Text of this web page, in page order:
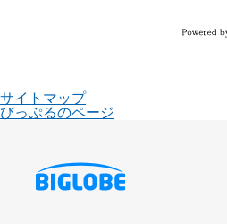
サイトマップ
びっぷるのページ